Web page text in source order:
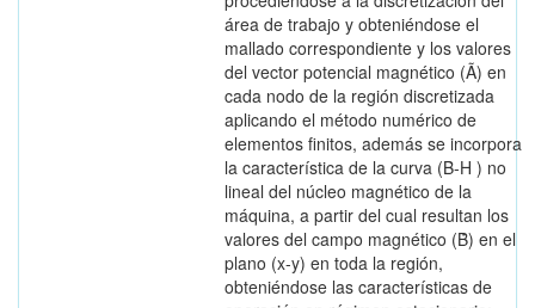
área de trabajo y obteniéndose el
mallado correspondiente y los valores
del vector potencial magnético (Ã) en
cada nodo de la región discretizada
aplicando el método numérico de
elementos finitos, además se incorpora
la característica de la curva (B-H ) no
lineal del núcleo magnético de la
máquina, a partir del cual resultan los
valores del campo magnético (Ḃ) en el
plano (x-y) en toda la región,
obteniéndose las características de